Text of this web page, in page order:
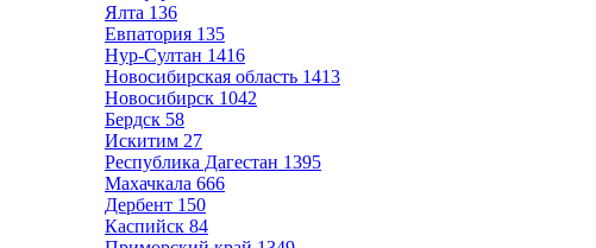
Ялта 136
Евпатория 135
Нур-Султан 1416
Новосибирская область 1413
Новосибирск 1042
Бердск 58
Искитим 27
Республика Дагестан 1395
Махачкала 666
Дербент 150
Каспийск 84